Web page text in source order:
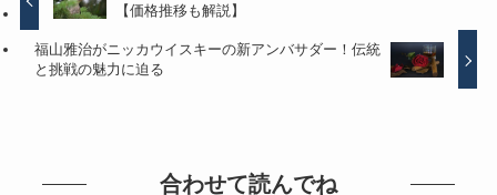
【価格推移も解説】
福山雅治がニッカウイスキーの新アンバサダー！伝統
と挑戦の魅力に迫る
合わせて読んでね